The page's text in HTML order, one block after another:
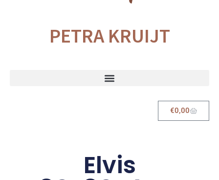
PETRA KRUIJT
€0,00
Elvis